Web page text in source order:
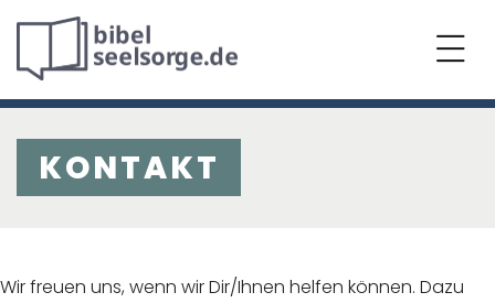
KONTAKT
Wir freuen uns, wenn wir Dir/Ihnen helfen können. Dazu